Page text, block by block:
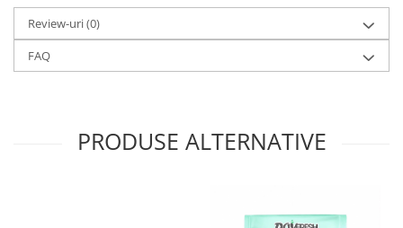
Review-uri(0)
FAQ
PRODUSE ALTERNATIVE